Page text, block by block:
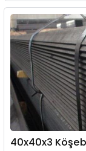
40x40x3